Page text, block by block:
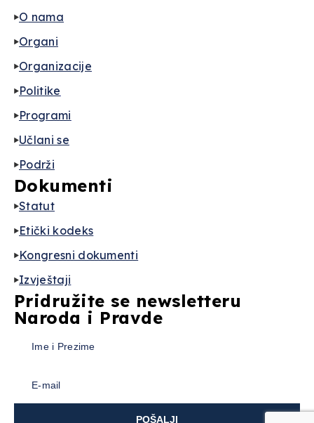
O nama
Organi
Organizacije
Politike
Programi
Učlani se
Podrži
Dokumenti
Statut
Etički kodeks
Kongresni dokumenti
Izvještaji
Pridružite se newsletteru
Naroda i Pravde
POŠALJI